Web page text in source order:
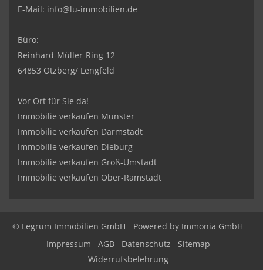
E-Mail: info@lu-immobilien.de
Büro:
Reinhard-Müller-Ring 12
64853 Otzberg/ Lengfeld
Vor Ort für Sie da!
Immobilie verkaufen Münster
Immobilie verkaufen Darmstadt
Immobilie verkaufen Dieburg
Immobilie verkaufen Groß-Umstadt
Immobilie verkaufen Ober-Ramstadt
© Legrum Immobilien GmbH Powered by Immonia GmbH
Impressum
AGB Datenschutz
Sitemap
Widerrufsbelehrung